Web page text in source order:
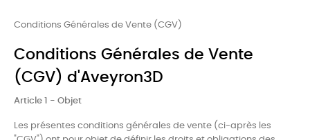
Conditions Générales de Vente (CGV)
Conditions Générales de Vente
(CGV) d'Aveyron3D
Article 1 - Objet
Les présentes conditions générales de vente (ci-après les